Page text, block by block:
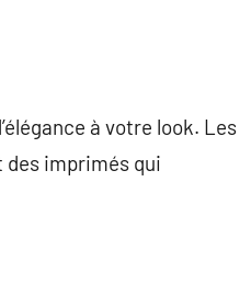
à votre look. Les
des imprimés qui